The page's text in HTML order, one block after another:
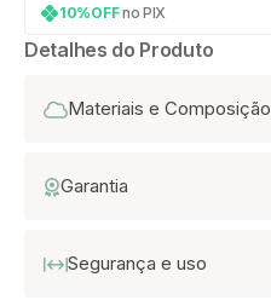
10%OFFno PIX
Detalhes do Produto
Materiais e Composição
Garantia
Segurança e uso